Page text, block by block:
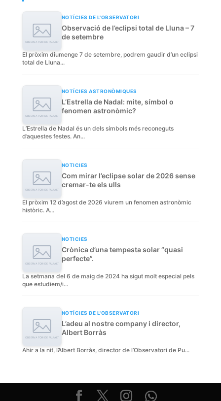
NOTÍCIES DE L'OBSERVATORI
Observació de l’eclipsi total de Lluna – 7
de setembre
El pròxim diumenge 7 de setembre, podrem gaudir d’un eclipsi
total de Lluna...
NOTÍCIES ASTRONÒMIQUES
L’Estrella de Nadal: mite, símbol o
fenomen astronòmic?
L’Estrella de Nadal és un dels símbols més reconeguts
d’aquestes festes. An...
NOTICIES
Com mirar l’eclipse solar de 2026 sense
cremar-te els ulls
El pròxim 12 d’agost de 2026 viurem un fenomen astronòmic
històric. A...
NOTICIES
Crònica d’una tempesta solar “quasi
perfecte”.
La setmana del 6 de maig de 2024 ha sigut molt especial pels
que estudiem/i...
NOTÍCIES DE L'OBSERVATORI
L’adeu al nostre company i director,
Albert Borràs
Ahir a la nit, l’Albert Borràs, director de l’Observatori de Pu...